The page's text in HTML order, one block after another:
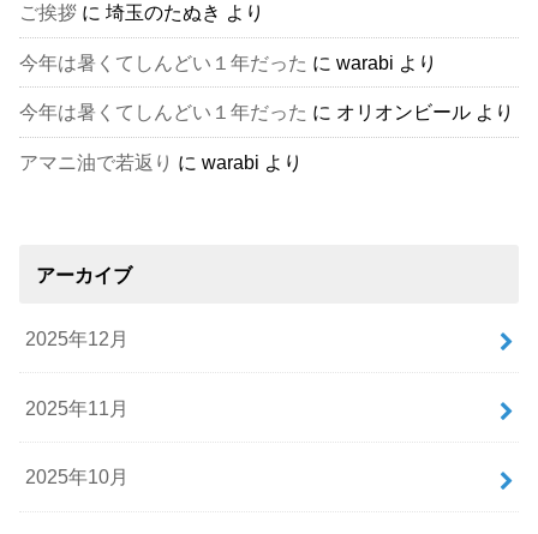
ご挨拶 に埼玉のたぬき より
今年は暑くてしんどい１年だった にwarabi より
今年は暑くてしんどい１年だった に オリオンビール より
アマニ油で若返り にwarabi より
アーカイブ
2025年12月
2025年11月
2025年10月